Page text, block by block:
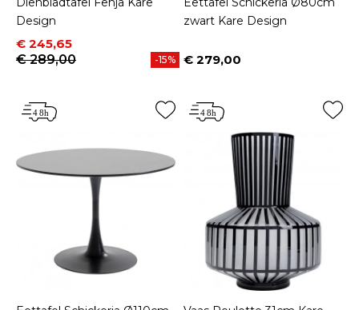
Design
Prijs
€ 245,65
Normale prijs
€ 289,00
-15%
zwart Kare Design
Prijs
€ 279,00